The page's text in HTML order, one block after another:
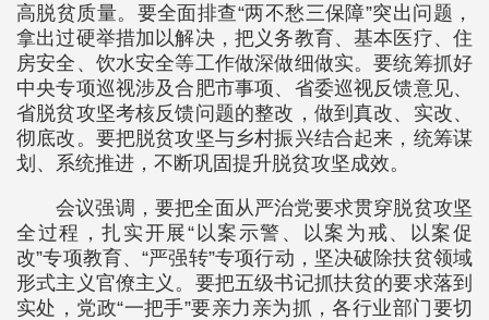
高脱贫质量。要全面排查“两不愁三保障”突出问题，
拿出过硬举措加以解决，把义务教育、基本医疗、住
房安全、饮水安全等工作做深做细做实。要统筹抓好
中央专项巡视涉及合肥市事项、省委巡视反馈意见、
省脱贫攻坚考核反馈问题的整改，做到真改、实改、
彻底改。要把脱贫攻坚与乡村振兴结合起来，统筹谋
划、系统推进，不断巩固提升脱贫攻坚成效。
会议强调，要把全面从严治党要求贯穿脱贫攻坚
全过程，扎实开展“以案示警、以案为戒、以案促
改”专项教育、“严强转”专项行动，坚决破除扶贫领域
形式主义官僚主义。要把五级书记抓扶贫的要求落到
实处，党政“一把手”要亲力亲为抓，各行业部门要切